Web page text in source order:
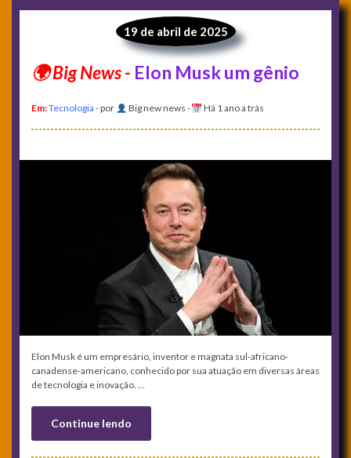
19 de abril de 2025
Elon Musk um gênio
Em:Tecnologia - por Big new news - Há 1 ano a trás
Elon Musk é um empresário, inventor e magnata sul-africano-
canadense-americano, conhecido por sua atuação em diversas áreas
de tecnologia e inovação. …
Continue lendo